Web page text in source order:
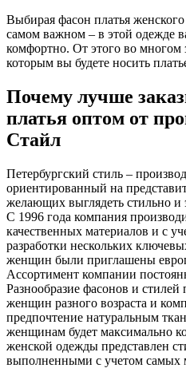
Выбирая фасон платья
самом важном – в этой одежде
комфортно. От этого во многом
которым вы будете носить
Почему лучше
платья оптом от
Стайл
Петербургский стиль –
ориентированный на
желающих выглядеть стильно и
С 1996 года компания
качественных материалов и с
разработки нескольких
женщин были приглашены
Ассортимент компании
Разнообразие фасонов и стилей
женщин разного возраста и
предпочтение натуральным
женщинам будет максимально
женской одежды представлен
выполненными с учетом самых